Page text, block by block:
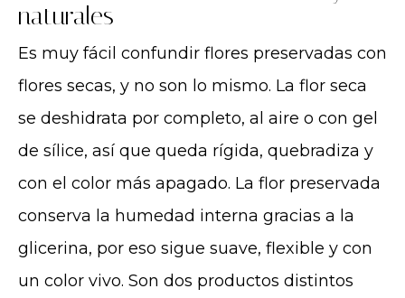
naturales
Es muy fácil confundir flores preservadas con
flores secas, y no son lo mismo. La flor seca
se deshidrata por completo, al aire o con gel
de sílice, así que queda rígida, quebradiza y
con el color más apagado. La flor preservada
conserva la humedad interna gracias a la
glicerina, por eso sigue suave, flexible y con
un color vivo. Son dos productos distintos